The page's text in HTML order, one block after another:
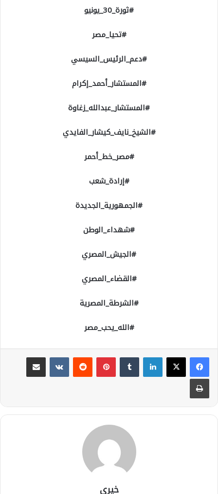
#ثورة_30_يونيو
#تحيا_مصر
#دعم_الرئيس_السيسي
#المستشار_أحمد_إكرام
#المستشار_عبدالله_زغاوة
#الشيخ_نايف_كيشار_الفايدي
#مصر_خط_أحمر
#إرادة_شعب
#الجمهورية_الجديدة
#شهداء_الوطن
#الجيش_المصري
#القضاء_المصري
#الشرطة_المصرية
#الله_يحب_مصر
لينكدإن بينتيريست
مشاركة عبر البريد
طباعة
خيري